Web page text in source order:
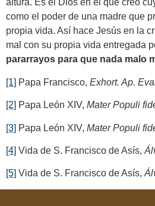
altura. Es el Dios en el que creo
como el poder de una madre que
propia vida. Así hace Jesús en la
mal con su propia vida entregada
pararrayos para que nada malo
[1] Papa Francisco, Exhort. Ap.
[2] Papa León XIV, Mater Populi
[3] Papa León XIV, Mater Populi
[4] Vida de S. Francisco de Asís,
[5] Vida de S. Francisco de Asís,